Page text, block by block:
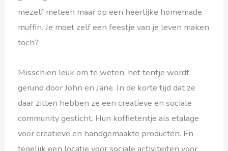
mezelf meteen maar op een heerlijke homemade
muffin. Je moet zelf een feestje van je leven maken
toch?
Misschien leuk om te weten, het tentje wordt
gerund door John en Jane. In de korte tijd dat ze
daar zitten hebben ze een creatieve en sociale
community gesticht. Hun koffietentje als etalage
voor creatieve en handgemaakte producten. En